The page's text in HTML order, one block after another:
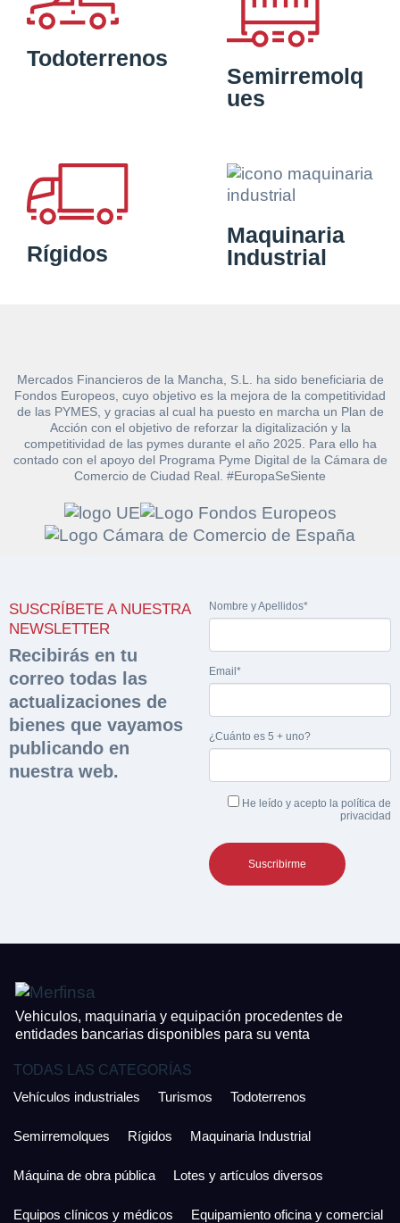
Todoterrenos
Semirremolq
ues
Rígidos
Maquinaria
Industrial
Mercados Financieros de la Mancha, S.L. ha sido beneficiaria de
Fondos Europeos, cuyo objetivo es la mejora de la competitividad
de las PYMES, y gracias al cual ha puesto en marcha un Plan de
Acción con el objetivo de reforzar la digitalización y la
competitividad de las pymes durante el año 2025. Para ello ha
contado con el apoyo del Programa Pyme Digital de la Cámara de
Comercio de Ciudad Real. #EuropaSeSiente
SUSCRÍBETE A NUESTRA
NEWSLETTER
Recibirás en tu
correo todas las
actualizaciones de
bienes que vayamos
publicando en
nuestra web.
Nombre y Apellidos*
Email*
¿Cuánto es 5 + uno?
He leído y acepto la política de
privacidad
Vehiculos, maquinaria y equipación procedentes de
entidades bancarias disponibles para su venta
TODAS LAS CATEGORÍAS
Vehículos industriales
Turismos Todoterrenos
Semirremolques Rígidos Maquinaria Industrial
Máquina de obra pública Lotes y artículos diversos
Equipos clínicos y médicos Equipamiento oficina y comercial
documentación
sobre la peritación
Rellene este formulario y recibirá en su email el
enlace para descargar la documentación
Nombre y Apellidos*
Hacer Oferta
Razón social* CIF/DNI Ofertante*
Teléfono* Email*
Nombre y Apellidos*
Sobre Merfinsa
Venta de bienes muebles
Vehículos